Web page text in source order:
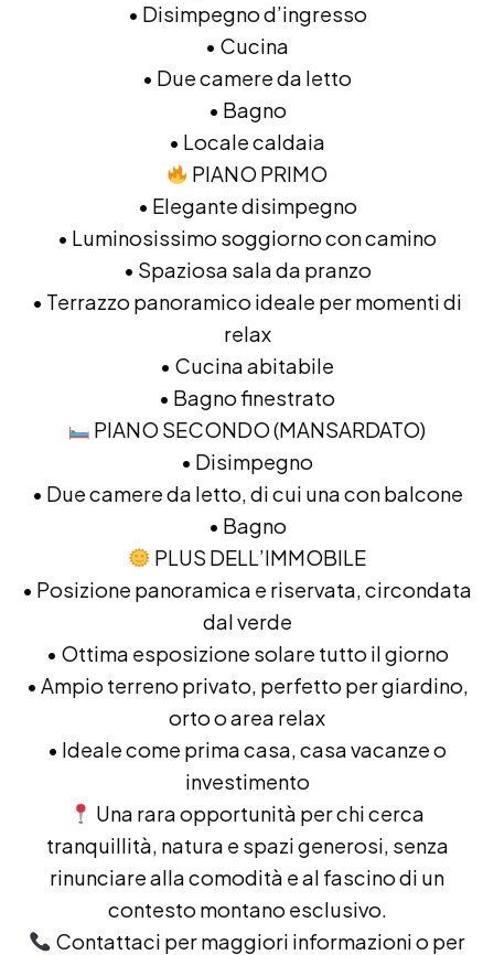
• Disimpegno d’ingresso
• Cucina
• Due camere da letto
• Bagno
• Locale caldaia
PIANO PRIMO
• Elegante disimpegno
• Luminosissimo soggiorno con camino
• Spaziosa sala da pranzo
• Terrazzo panoramico ideale per momenti di
relax
• Cucina abitabile
• Bagno finestrato
PIANO SECONDO (MANSARDATO)
• Disimpegno
• Due camere da letto, di cui una con balcone
• Bagno
PLUS DELL’IMMOBILE
• Posizione panoramica e riservata, circondata
dal verde
• Ottima esposizione solare tutto il giorno
• Ampio terreno privato, perfetto per giardino,
orto o area relax
• Ideale come prima casa, casa vacanze o
investimento
Una rara opportunità per chi cerca
tranquillità, natura e spazi generosi, senza
rinunciare alla comodità e al fascino di un
contesto montano esclusivo.
Contattaci per maggiori informazioni o per